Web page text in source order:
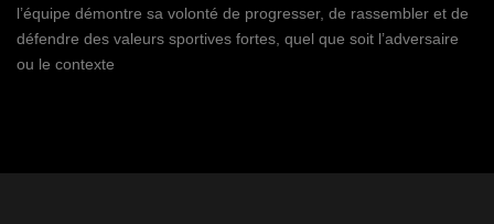
l’équipe démontre sa volonté de progresser, de rassembler et de
défendre des valeurs sportives fortes, quel que soit l’adversaire
ou le contexte